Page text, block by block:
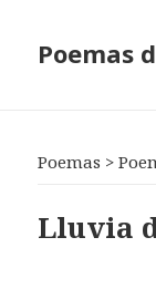
Poemas
Poemas >
Lluvia